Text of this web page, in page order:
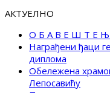
АКТУЕЛНО
О Б А В Е Ш Т Е Њ
Награђени ђаци
диплома
Обележена
Лепосавићу